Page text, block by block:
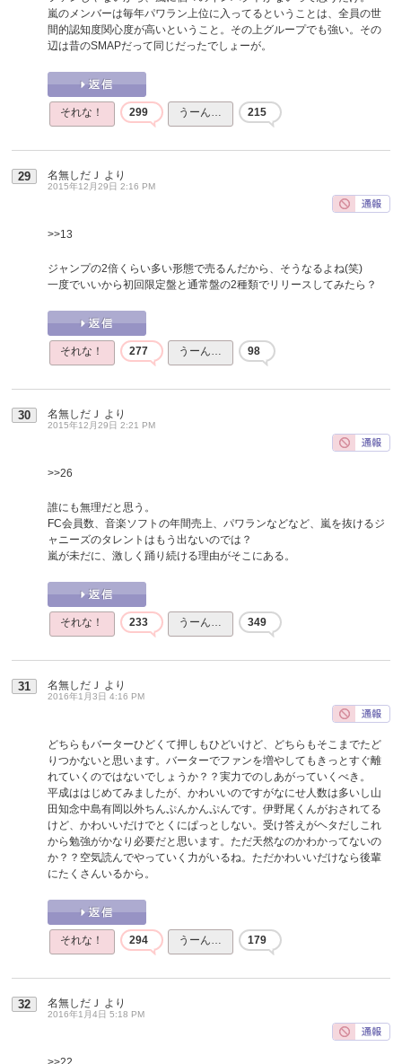
嵐のメンバーは毎年パワラン上位に入ってるということは、全員の世
間的認知度関心度が高いということ。その上グループでも強い。その
辺は昔のSMAPだって同じだったでしょーが。
それな！ 299 うーん… 215
29 名無しだＪ より
2015年12月29日 2:16 PM
>>13
ジャンプの2倍くらい多い形態で売るんだから、そうなるよね(笑)
一度でいいから初回限定盤と通常盤の2種類でリリースしてみたら？
それな！ 277 うーん… 98
30 名無しだＪ より
2015年12月29日 2:21 PM
>>26
誰にも無理だと思う。
FC会員数、音楽ソフトの年間売上、パワランなどなど、嵐を抜けるジ
ャニーズのタレントはもう出ないのでは？
嵐が未だに、激しく踊り続ける理由がそこにある。
それな！ 233 うーん… 349
31 名無しだＪ より
2016年1月3日 4:16 PM
どちらもバーターひどくて押しもひどいけど、どちらもそこまでたど
りつかないと思います。バーターでファンを増やしてもきっとすぐ離
れていくのではないでしょうか？？実力でのしあがっていくべき。
平成ははじめてみましたが、かわいいのですがなにせ人数は多いし山
田知念中島有岡以外ちんぷんかんぷんです。伊野尾くんがおされてる
けど、かわいいだけでとくにぱっとしない。受け答えがヘタだしこれ
から勉強がかなり必要だと思います。ただ天然なのかわかってないの
か？？空気読んでやっていく力がいるね。ただかわいいだけなら後輩
にたくさんいるから。
それな！ 294 うーん… 179
32 名無しだＪ より
2016年1月4日 5:18 PM